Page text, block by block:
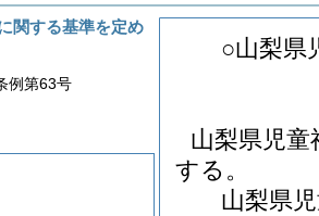
○山梨県
山梨県児
する。
山梨県
関する基準を定め
例第63号